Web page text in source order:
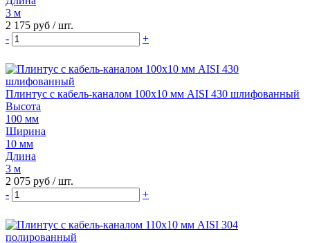
3 м
2 175 руб / шт.
-
+
Плинтус с кабель-каналом 100х10 мм AISI 430 шлифованный
Высота
100 мм
Ширина
10 мм
Длина
3 м
2 075 руб / шт.
-
+